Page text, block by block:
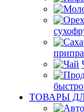
ТОВАРЫ